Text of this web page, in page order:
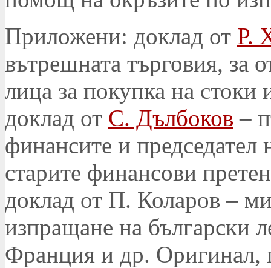
Приложени: доклад от Р.
вътрешната търговия, за
лица за покупка на
доклад от С. Дълбоков –
финансите и
старите финансови
доклад от П. Коларов –
изпращане на български
Франция и др. Оригинал,